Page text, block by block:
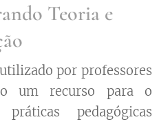
Teoria e
por professores
um recurso para o
pedagógicas